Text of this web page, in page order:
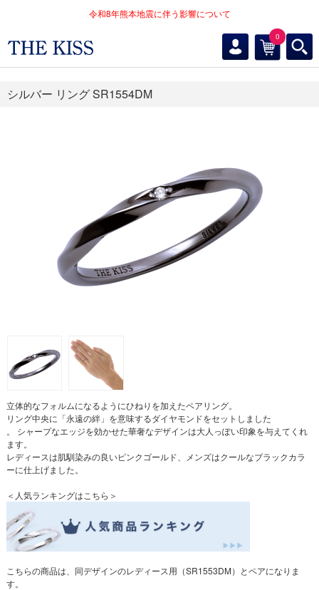
令和8年熊本地震に伴う影響について
0
シルバー リング SR1554DM
立体的なフォルムになるようにひねりを加えたペアリング。
リング中央に「永遠の絆」を意味するダイヤモンドをセットしました
。 シャープなエッジを効かせた華奢なデザインは大人っぽい印象を与えてくれ
ます。
レディースは肌馴染みの良いピンクゴールド、メンズはクールなブラックカラ
ーに仕上げました。
＜人気ランキングはこちら＞
こちらの商品は、同デザインのレディース用（SR1553DM）とペアになりま
す。